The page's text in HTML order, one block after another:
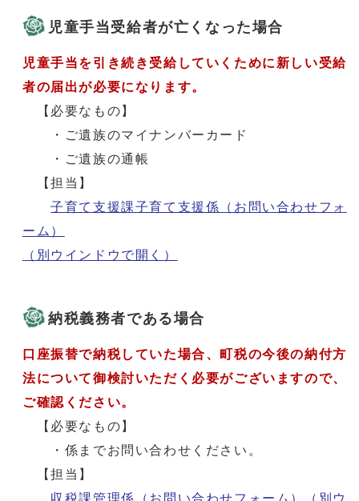
児童手当受給者が亡くなった場合
児童手当を引き続き受給していくために新しい受給
者の届出が必要になります。
【必要なもの】
・ご遺族のマイナンバーカード
・ご遺族の通帳
【担当】
子育て支援課子育て支援係（お問い合わせフォ
ーム）
（別ウインドウで開く）
納税義務者である場合
口座振替で納税していた場合、町税の今後の納付方
法について御検討いただく必要がございますので、
ご確認ください。
【必要なもの】
・係までお問い合わせください。
【担当】